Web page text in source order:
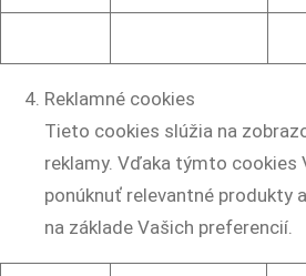
Reklamné cookies
Tieto cookies slúžia na
reklamy. Vďaka týmto cookies
ponúknuť relevantné produkty
na základe Vašich preferencií.